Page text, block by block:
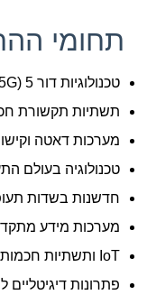
תחומי
טכנולוגיות דור 5 (5G)
תשתיות תקשורת
מערכות דאטה
טכנולוגיה בעולם
חדשנות בשדות
מערכות מידע
IoT ותשתיות חכמות
פתרונות דיגיטליים